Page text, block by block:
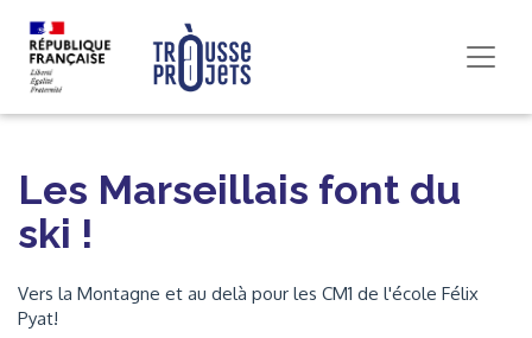
Les Marseillais font du
ski !
Vers la Montagne et au delà pour les CM1 de l'école Félix
Pyat!